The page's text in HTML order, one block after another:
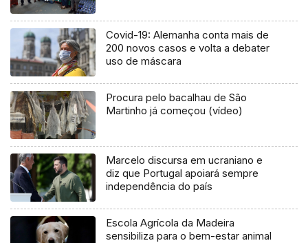
Covid-19: Alemanha conta mais de
200 novos casos e volta a debater
uso de máscara
Procura pelo bacalhau de São
Martinho já começou (vídeo)
Marcelo discursa em ucraniano e
diz que Portugal apoiará sempre
independência do país
Escola Agrícola da Madeira
sensibiliza para o bem-estar animal